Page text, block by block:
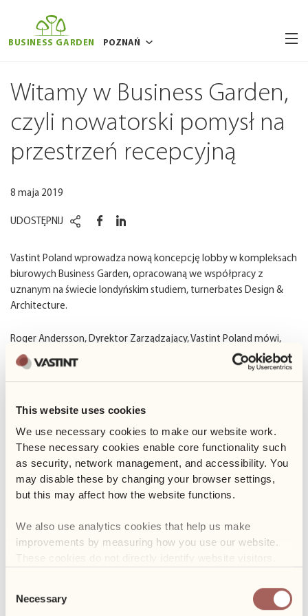
This website uses cookies
We use necessary cookies to make our website work.
These necessary cookies enable core functionality such
as security, network management, and accessibility. You
may disable these by changing your browser settings,
but this may affect how the website functions.
We also use analytics cookies that help us make
improvements by measuring how you use our website.
Selection
Necessary
BUSINESS GARDEN POZNAŃ
BUKARESZT
RYGA
WILNO
WROCŁAW
Witamy w Business Garden,
czyli nowatorski pomysł na
przestrzeń recepcyjną
8 maja 2019
UDOSTĘPNIJ
Vastint Poland wprowadza nową koncepcję lobby w kompleksach
biurowych Business Garden, opracowaną we współpracy z
uznanym na świecie londyńskim studiem, turnerbates Design &
Architecture.
Roger Andersson, Dyrektor Zarządzający, Vastint Poland mówi,
„Koncepcja stanowi nową jakość w stosunku do obecnych na
rynku rozwiązań i współgra z duchem innowacyjności i
zaproponowany styl i układ funkcjonalny nowych recepcji został
tak dobrze przyjęty przez naszych najemców.”
Wstępnym założeniem projektu było stworzenie nieformalnych,
wygodnych i relaksujących stref w obrębie lobby, które zachęcą
Recepcja to obecnie nie tylko miejsce, z którego pracownicy
korzystają w drodze do swoich biur, ale także punkt spotkań,
Projekt pilotażowy został zrealizowany w holu jednego z
budynków Business Garden Warszawa. Wnętrze wypełniły